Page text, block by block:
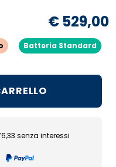
€ 529,00
Batteria Standard
senza interessi